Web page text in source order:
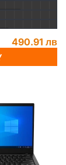
490.91 лв